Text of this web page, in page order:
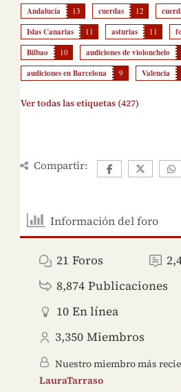
Andalucía 13 cuerdas 12
Islas Canarias 11 asturias 11
Bilbao 10 audiciones de violonchelo
audiciones en Barcelona 9 Valencia
Ver todas las etiquetas (427)
Compartir:
Información del foro
21 Foros
8,874 Publicaciones
10 En línea
3,350 Miembros
Nuestro miembro más
LauraTarraso